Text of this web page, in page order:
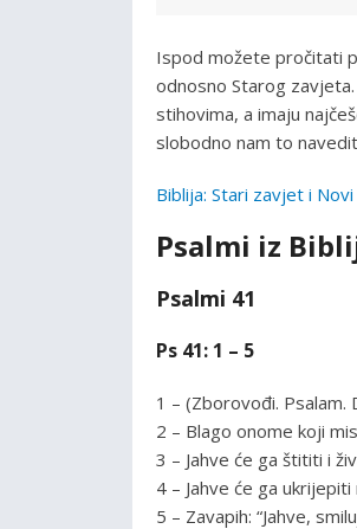
Ispod možete pročitati
odnosno Starog
stihovima, a imaju
slobodno nam to
Biblija: Stari zavjet i
Psalmi iz
Psalmi 41
Ps 41: 1 – 5
1 – (Zborovođi. Psalam.
2 – Blago onome koji
3 – Jahve će ga štititi i
4 – Jahve će ga
5 – Zavapih: “Jahve,